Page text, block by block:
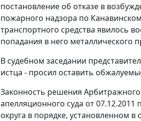
постановление об отказе в
пожарного надзора по
транспортного средства явилось
попадания в него металлического
В судебном заседании
истца - просил оставить
Законность решения
апелляционного суда от
округа в порядке, установленном в